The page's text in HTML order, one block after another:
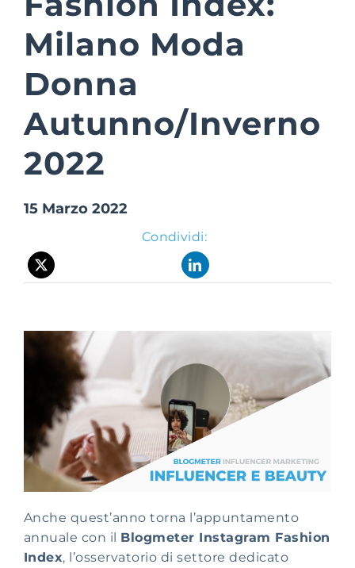
Suite Login
Milano Moda
Donna
Autunno/Inverno
2022
15 Marzo 2022
Condividi:
Anche quest’anno torna l’appuntamento
annuale con il Blogmeter Instagram Fashion
Index, l’osservatorio di settorededicato